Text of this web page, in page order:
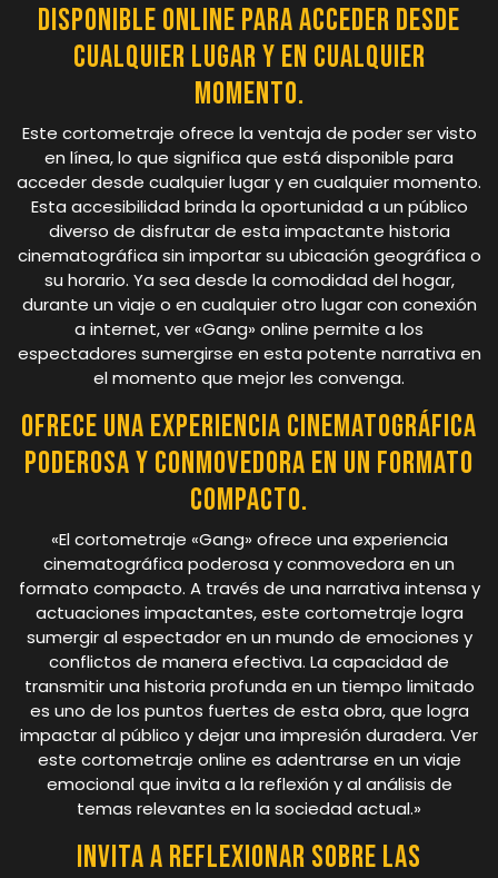
Disponible online para acceder desde
cualquier lugar y en cualquier
momento.
Este cortometraje ofrece la ventaja de poder ser visto
en línea, lo que significa que está disponible para
acceder desde cualquier lugar y en cualquier momento.
Esta accesibilidad brinda la oportunidad a un público
diverso de disfrutar de esta impactante historia
cinematográfica sin importar su ubicación geográfica o
su horario. Ya sea desde la comodidad del hogar,
durante un viaje o en cualquier otro lugar con conexión
a internet, ver «Gang» online permite a los
espectadores sumergirse en esta potente narrativa en
el momento que mejor les convenga.
Ofrece una experiencia cinematográfica
poderosa y conmovedora en un formato
compacto.
«El cortometraje «Gang» ofrece una experiencia
cinematográfica poderosa y conmovedora en un
formato compacto. A través de una narrativa intensa y
actuaciones impactantes, este cortometraje logra
sumergir al espectador en un mundo de emociones y
conflictos de manera efectiva. La capacidad de
transmitir una historia profunda en un tiempo limitado
es uno de los puntos fuertes de esta obra, que logra
impactar al público y dejar una impresión duradera. Ver
este cortometraje online es adentrarse en un viaje
emocional que invita a la reflexión y al análisis de
temas relevantes en la sociedad actual.»
Invita a reflexionar sobre las